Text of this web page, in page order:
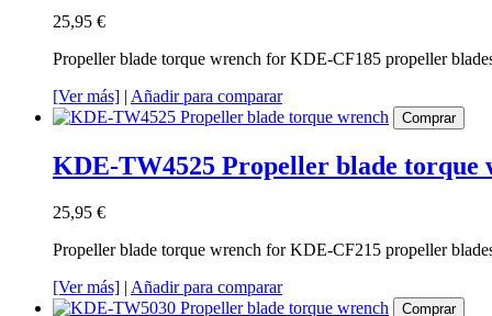
25,95 €
Propeller blade torque wrench for KDE-CF185 propeller
[Ver más] | Añadir para comparar
Comprar
KDE-TW4525 Propeller blade torque
25,95 €
Propeller blade torque wrench for KDE-CF215 propeller
[Ver más] | Añadir para comparar
Comprar